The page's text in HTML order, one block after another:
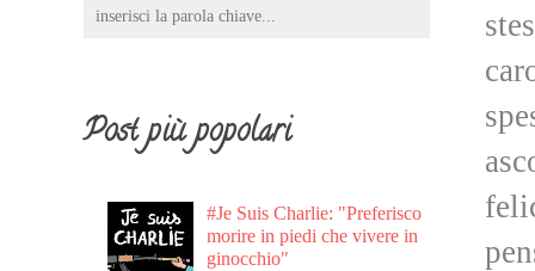
Post più popolari
#Je Suis Charlie: "Preferisco
morire in piedi che vivere in
ginocchio"